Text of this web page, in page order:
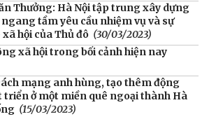
Thưởng: Hà Nội tập trung xây dựng
tầm yêu cầu nhiệm vụ và sự
hội của Thủ đô (30/03/2023)
xã hội trong bối cảnh hiện nay
mạng anh hùng, tạo thêm động
triển ở một miền quê ngoại thành Hà
(15/03/2023)